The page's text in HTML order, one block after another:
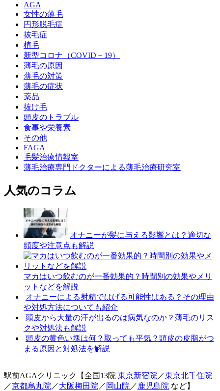
AGA
女性の薄毛
円形脱毛症
抜毛症
植毛
新型コロナ（COVID－19）
薄毛の原因
薄毛の対策
薄毛の症状
薬品
抜け毛
頭皮のトラブル
食事や栄養素
その他
FAGA
毛髪治療情報室
薄毛治療専門ドクターによる薄毛治療研究室
人気のコラム
オナニーが髪に与える影響とは？適切な
頻度や注意点も解説
マカはいつ飲むのが一番効果的？時間別の効果やメリ
ットなどを解説
オナニーによる射精ではげる可能性はある？その理由
や対処方法についても紹介
頭皮から大量の汗が出るのは病気なのか？薄毛のリス
クや対処法も解説
頭皮の黄色い塊は何？取っても平気？頭皮の皮脂がつ
まる原因と対処法を解説
駅前AGAクリニック【全国13院 東京新宿院 ／東京北千住院
／京都烏丸院 ／大阪梅田院 ／ 岡山院 ／ 鹿児島院 など】